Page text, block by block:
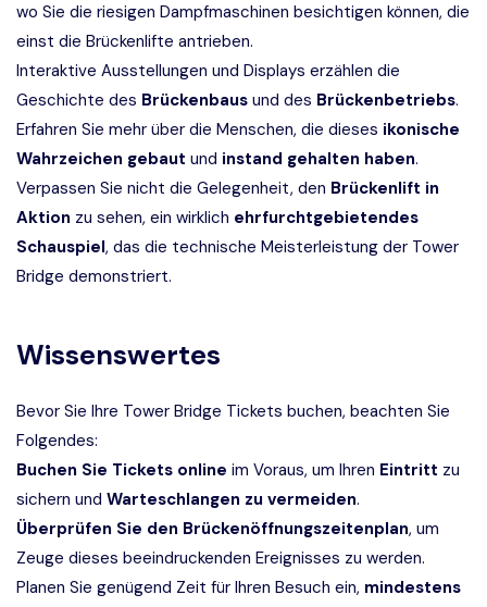
wo Sie die riesigen Dampfmaschinen besichtigen können, die
einst die Brückenlifte antrieben.
Interaktive Ausstellungen und Displays erzählen die
Geschichte des Brückenbaus und des Brückenbetriebs.
Erfahren Sie mehr über die Menschen, die dieses ikonische
Wahrzeichen gebaut und instand gehalten haben.
Verpassen Sie nicht die Gelegenheit, den Brückenlift in
Aktion zu sehen, ein wirklich ehrfurchtgebietendes
Schauspiel, das die technische Meisterleistung der Tower
Bridge demonstriert.
Wissenswertes
Bevor Sie Ihre Tower Bridge Tickets buchen, beachten Sie
Folgendes:
Buchen Sie Tickets online im Voraus, um Ihren Eintritt zu
sichern und Warteschlangen zu vermeiden.
Überprüfen Sie den Brückenöffnungszeitenplan, um
Zeuge dieses beeindruckenden Ereignisses zu werden.
Planen Sie genügend Zeit für Ihren Besuch ein, mindestens